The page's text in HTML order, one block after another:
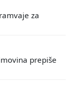
za
prepiše